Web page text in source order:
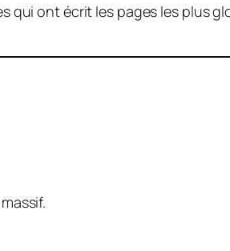
qui ont écrit les pages les plus